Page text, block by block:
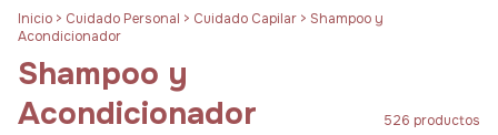
Inicio > Cuidado Personal > Cuidado Capilar > Shampoo y
Acondicionador
Shampoo y
Acondicionador
526 productos